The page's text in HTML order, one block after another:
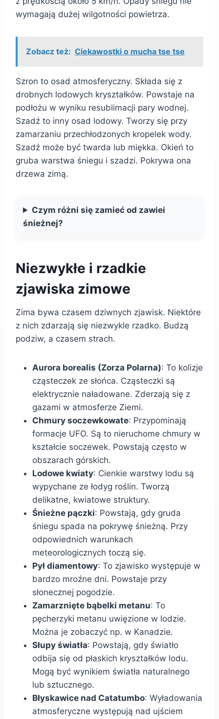
wymagają dużej wilgotności powietrza.
Zobacz też: Ciekawostki o mucha tse tse
Szron to osad atmosferyczny. Składa się z
drobnych lodowych kryształków. Powstaje na
podłożu w wyniku resublimacji pary wodnej.
Szadź to inny osad lodowy. Tworzy się przy
zamarzaniu przechłodzonych kropelek wody.
Szadź może być twarda lub miękka. Okień to
gruba warstwa śniegu i szadzi. Pokrywa ona
drzewa zimą.
Czym różni się zamieć od zawiei
śnieżnej?
Niezwykłe i rzadkie
zjawiska zimowe
Zima bywa czasem dziwnych zjawisk. Niektóre
z nich zdarzają się niezwykle rzadko. Budzą
podziw, a czasem strach.
Aurora borealis (Zorza Polarna): To kolizje
cząsteczek ze słońca. Cząsteczki są
elektrycznie naładowane. Zderzają się z
gazami w atmosferze Ziemi.
Chmury soczewkowate: Przypominają
formacje UFO. Są to nieruchome chmury w
kształcie soczewek. Powstają często w
obszarach górskich.
Lodowe kwiaty: Cienkie warstwy lodu są
wypychane ze łodyg roślin. Tworzą
delikatne, kwiatowe struktury.
Śnieżne pączki: Powstają, gdy gruda
śniegu spada na pokrywę śnieżną. Przy
odpowiednich warunkach
meteorologicznych toczą się.
Pył diamentowy: To zjawisko występuje w
bardzo mroźne dni. Powstaje przy
słonecznej pogodzie.
Zamarznięte bąbelki metanu: To
pęcherzyki metanu uwięzione w lodzie.
Można je zobaczyć np. w Kanadzie.
Słupy światła: Powstają, gdy światło
odbija się od płaskich kryształków lodu.
Mogą być wynikiem światła naturalnego
lub sztucznego.
Błyskawice nad Catatumbo: Wyładowania
atmosferyczne występują nad ujściem